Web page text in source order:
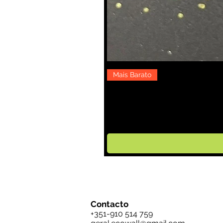
Mais Barato
Contacto
+351-910 514 759